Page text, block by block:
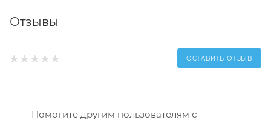
Отзывы
ОСТАВИТЬ ОТЗЫВ
Помогите другим пользователям с